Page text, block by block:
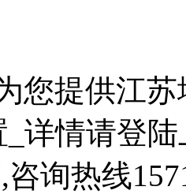
您提供江
详情请登
询热线